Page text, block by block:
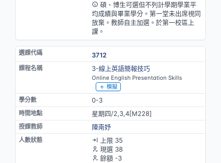
碩、博生可選但不列計學期學業平
均成績與畢業學分。第一堂未出席視同
放棄。教師自主加選。於第一校區上
課。
3712
3-線上英語簡報技巧
Online English Presentation Skills
模擬
0-3
星期四/2,3,4[M228]
陳南妤
上限 35
現選 38
餘額 -3